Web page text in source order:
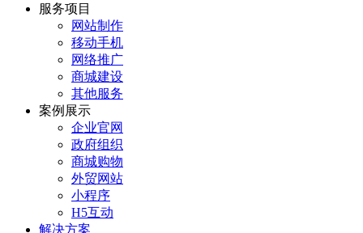
服务项目
网站制作
移动手机
网络推广
商城建设
其他服务
案例展示
企业官网
政府组织
商城购物
外贸网站
小程序
H5互动
解决方案